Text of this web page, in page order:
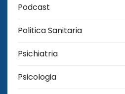
Podcast
Politica Sanitaria
Psichiatria
Psicologia